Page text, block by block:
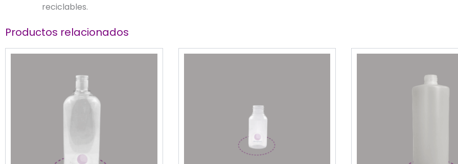
reciclables.
Productos relacionados